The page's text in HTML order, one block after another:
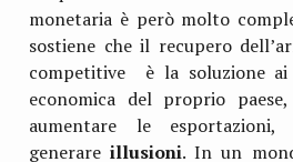
monetaria è però molto
sostiene che il recupero
competitive è la soluzione
economica del proprio
aumentare le
generareillusioni. In un